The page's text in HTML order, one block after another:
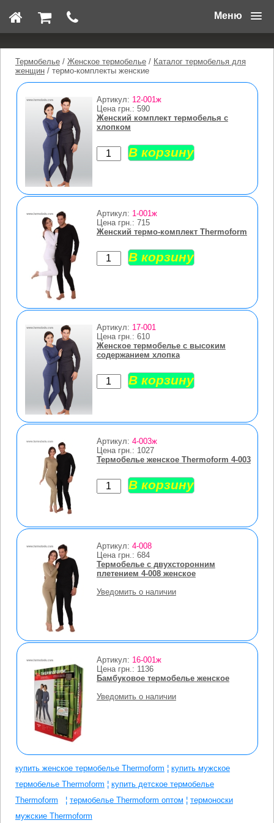
Меню
Термобелье/ Женское термобелье/ Каталог термобелья для
женщин/ термо-комплекты женские
Артикул: 12-001ж
Цена грн.: 590
Женский комплект термобелья с
хлопком
Артикул: 1-001ж
Цена грн.: 715
Женский термо-комплект Thermoform
Артикул: 17-001
Цена грн.: 610
Женское термобелье с высоким
содержанием хлопка
Артикул: 4-003ж
Цена грн.: 1027
Термобелье женское Thermoform 4-003
Артикул: 4-008
Цена грн.: 684
Термобелье с двухсторонним
плетением 4-008 женское
Уведомить о наличии
Артикул: 16-001ж
Цена грн.: 1136
Бамбуковое термобелье женское
Уведомить о наличии
купить женское термобелье Thermoform ¦ купить мужское
термобелье Thermoform ¦ купить детское термобелье
Thermoform
¦ термобелье Thermoform оптом ¦ термоноски
мужские Thermoform